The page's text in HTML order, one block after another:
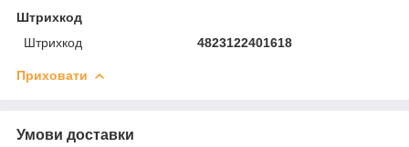
Штрихкод
Штрихкод
4823122401618
Приховати
Умови доставки